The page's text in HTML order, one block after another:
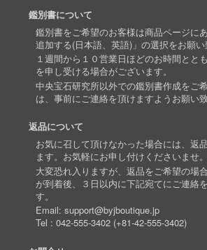
鑑別書について
鑑別書をご希望のお客様は商品ページに
追加する(日本語、英語)」の選択をお願い
１週間から１０営業日ほどのお時間とと
を申し受ける場合がございます。
中央宝石研究所以外での鑑別書作成をご
は、事前にご連絡を頂けますようお願い致
返品について
お気に召して頂けなかった場合には、返
ます。お気軽にお申し付けくださいませ。
大変恐れ入りますが、返品をご希望の場
が到着後、３日以内に下記宛てにご連絡
す。
Email: support@byjboutique.jp
Tel : 042-555-3402(+81-42-555-3402)